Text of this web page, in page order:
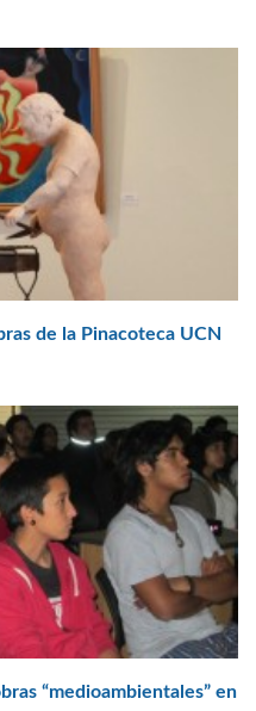
de la Pinacoteca UCN
“medioambientales” en